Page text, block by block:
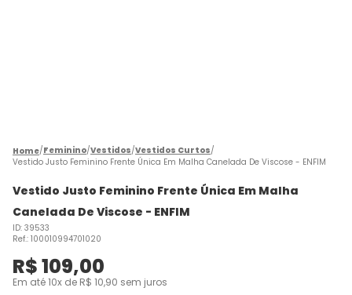
Feminino Vestidos Vestidos Curtos
Vestido Justo Feminino Frente Única Em Malha Canelada De Viscose - ENFIM
Vestido Justo Feminino Frente Única Em Malha
Canelada De Viscose - ENFIM
ID: 39533
Ref.: 100010994701020
R$109,00
Em até10x de R$ 10,90 sem juros